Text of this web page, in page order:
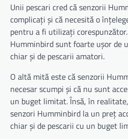
Unii pescari cred că senzorii
complicați și că necesită o
pentru a fi utilizați
Humminbird sunt foarte ușor de
chiar și de pescarii amatori.
O altă mită este că senzorii
necesar scumpi și că nu sunt
un buget limitat. Însă, în
senzori Humminbird la un preț
chiar și de pescarii cu un buget